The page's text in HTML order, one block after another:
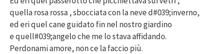
quella rosa rossa , sbocciata con la neve d#039;inverno,
ed eri quel cane guidato fin nel nostro giardino
e quell#039;angelo che me lo stava affidando.
Perdonami amore, non ce la faccio più.